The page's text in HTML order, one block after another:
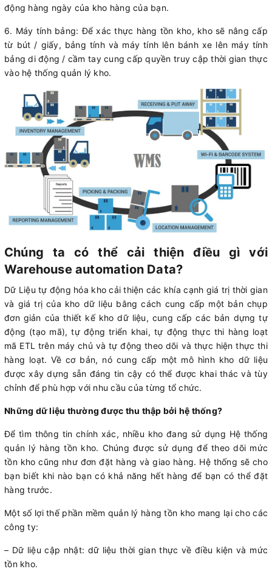
động hàng ngày của kho hàng của bạn.
6. Máy tính bảng: Để xác thực hàng tồn kho, kho sẽ nâng cấp
từ bút / giấy, bảng tính và máy tính lên bánh xe lên máy tính
bảng di động / cầm tay cung cấp quyền truy cập thời gian thực
vào hệ thống quản lý kho.
Chúng ta có thể cải thiện điều gì với
Warehouse automation Data?
Dữ Liệu tự động hóa kho cải thiện các khía cạnh giá trị thời gian
và giá trị của kho dữ liệu bằng cách cung cấp một bản chụp
đơn giản của thiết kế kho dữ liệu, cung cấp các bản dựng tự
động (tạo mã), tự động triển khai, tự động thực thi hàng loạt
mã ETL trên máy chủ và tự động theo dõi và thực hiện thực thi
hàng loạt. Về cơ bản, nó cung cấp một mô hình kho dữ liệu
được xây dựng sẵn đáng tin cậy có thể được khai thác và tùy
chỉnh để phù hợp với nhu cầu của từng tổ chức.
Những dữ liệu thường được thu thập bởi hệ thống?
Để tìm thông tin chính xác, nhiều kho đang sử dụng Hệ thống
quản lý hàng tồn kho. Chúng được sử dụng để theo dõi mức
tồn kho cũng như đơn đặt hàng và giao hàng. Hệ thống sẽ cho
bạn biết khi nào bạn có khả năng hết hàng để bạn có thể đặt
hàng trước.
Một số lợi thế phần mềm quản lý hàng tồn kho mang lại cho các
công ty:
– Dữ liệu cập nhật: dữ liệu thời gian thực về điều kiện và mức
tồn kho.